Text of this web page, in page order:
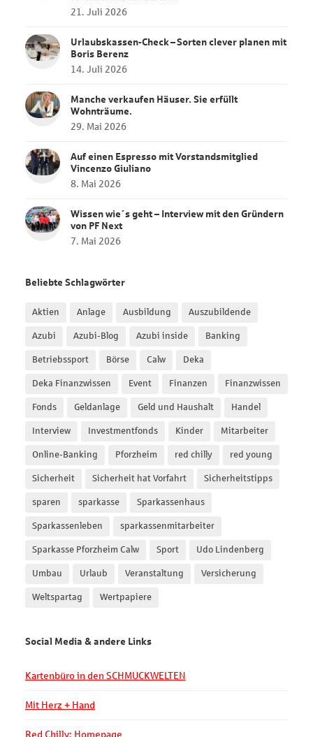
21. Juli 2026
Urlaubskassen‑Check – Sorten clever planen mit
Boris Berenz
14. Juli 2026
Manche verkaufen Häuser. Sie erfüllt
Wohnträume.
29. Mai 2026
Auf einen Espresso mit Vorstandsmitglied
Vincenzo Giuliano
8. Mai 2026
Wissen wie´s geht – Interview mit den Gründern
von PF Next
7. Mai 2026
Beliebte Schlagwörter
Aktien Anlage Ausbildung Auszubildende
Azubi Azubi-Blog Azubi inside Banking
Betriebssport Börse Calw Deka
Deka Finanzwissen Event Finanzen Finanzwissen
Fonds Geldanlage Geld und Haushalt Handel
Interview Investmentfonds Kinder Mitarbeiter
Online-Banking Pforzheim red chilly red young
Sicherheit Sicherheit hat Vorfahrt Sicherheitstipps
sparen sparkasse Sparkassenhaus
Sparkassenleben sparkassenmitarbeiter
Sparkasse Pforzheim Calw Sport Udo Lindenberg
Umbau Urlaub Veranstaltung Versicherung
Weltspartag Wertpapiere
Social Media & andere Links
Kartenbüro in den SCHMUCKWELTEN
Mit Herz + Hand
Red Chilly: Homepage